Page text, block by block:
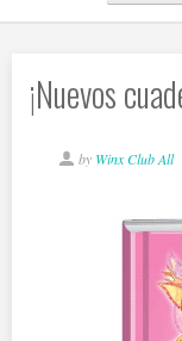
¡Nuevos
by Winx Club All